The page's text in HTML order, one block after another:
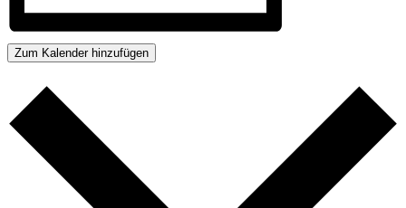
Zum Kalender hinzufügen